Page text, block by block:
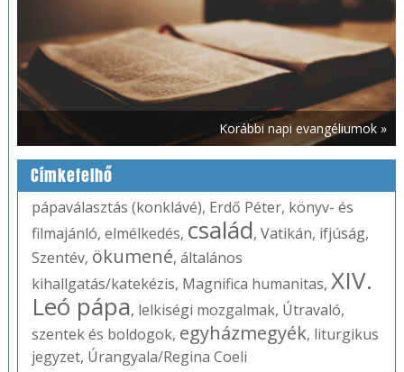
Korábbi napi evangéliumok »
Címkefelhő
pápaválasztás (konklávé), Erdő Péter, könyv- és
filmajánló, elmélkedés, család, Vatikán, ifjúság,
Szentév, ökumené, általános
kihallgatás/katekézis, Magnifica humanitas, XIV.
Leó pápa, lelkiségi mozgalmak, Útravaló,
szentek és boldogok, egyházmegyék, liturgikus
jegyzet, Úrangyala/Regina Coeli